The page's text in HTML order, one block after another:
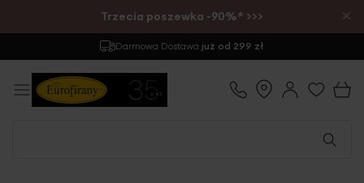
Trzecia poszewka -90%* >>> ×
Darmowa Dostawa już od 299 zł